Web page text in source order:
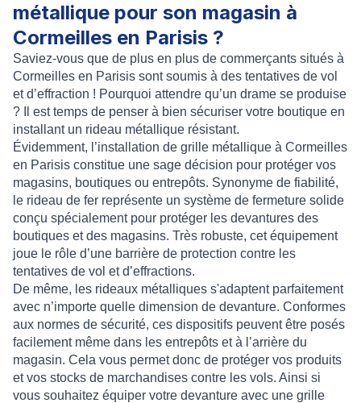
métallique pour son magasin à
Cormeilles en Parisis ?
Saviez-vous que de plus en plus de commerçants situés à
Cormeilles en Parisis sont soumis à des tentatives de vol
et d’effraction ! Pourquoi attendre qu’un drame se produise
? Il est temps de penser à bien sécuriser votre boutique en
installant un rideau métallique résistant.
Évidemment, l’installation de grille métallique à Cormeilles
en Parisis constitue une sage décision pour protéger vos
magasins, boutiques ou entrepôts. Synonyme de fiabilité,
le rideau de fer représente un système de fermeture solide
conçu spécialement pour protéger les devantures des
boutiques et des magasins. Très robuste, cet équipement
joue le rôle d’une barrière de protection contre les
tentatives de vol et d’effractions.
De même, les rideaux métalliques s'adaptent parfaitement
avec n’importe quelle dimension de devanture. Conformes
aux normes de sécurité, ces dispositifs peuvent être posés
facilement même dans les entrepôts et à l’arrière du
magasin. Cela vous permet donc de protéger vos produits
et vos stocks de marchandises contre les vols. Ainsi si
vous souhaitez équiper votre devanture avec une grille